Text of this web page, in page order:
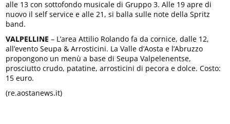
alle 13 con sottofondo musicale di Gruppo 3. Alle 19 apre di
nuovo il self service e alle 21, si balla sulle note della Spritz
band.
VALPELLINE – L’area Attilio Rolando fa da cornice, dalle 12,
all’evento Seupa & Arrosticini. La Valle d’Aosta e l’Abruzzo
propongono un menù a base di Seupa Valpelenentse,
prosciutto crudo, patatine, arrosticini di pecora e dolce. Costo:
15 euro.
(re.aostanews.it)